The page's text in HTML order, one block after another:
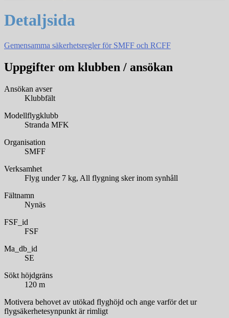
Detaljsida
Gemensamma säkerhetsregler för SMFF och RCFF
Uppgifter om klubben / ansökan
Ansökan avser
Klubbfält
Modellflygklubb
Stranda MFK
Organisation
SMFF
Verksamhet
Flyg under 7 kg, All flygning sker inom synhåll
Fältnamn
Nynäs
FSF_id
FSF
Ma_db_id
SE
Sökt höjdgräns
120 m
Motivera behovet av utökad flyghöjd och ange varför det ur
flygsäkerhetesynpunkt är rimligt